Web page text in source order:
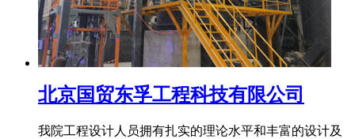
北京国贸东孚工程科技有限公司
我院工程设计人员拥有扎实的理论水平和丰富的设计及